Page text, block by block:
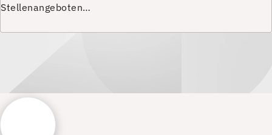
Stellenangeboten…